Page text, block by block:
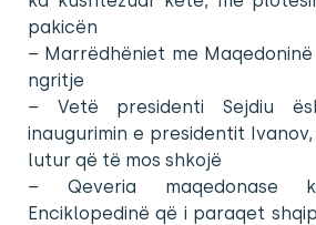
pakicën
– Marrëdhëniet me
ngritje
– Vetë presidenti Sejdiu
inaugurimin e presidentit
lutur që të mos shkojë
– Qeveria maqedonase
Enciklopedinë që i paraqet